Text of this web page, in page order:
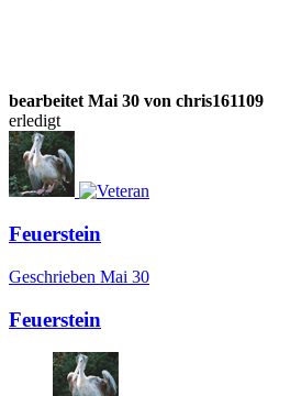
bearbeitet Mai 30 von chris161109
erledigt
Feuerstein
Geschrieben Mai 30
Feuerstein